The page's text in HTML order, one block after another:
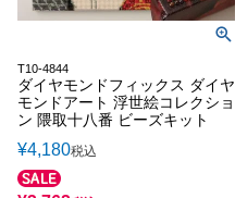
T10-4844
ダイヤモンドフィックス ダイヤ
モンドアート 浮世絵コレクショ
ン 隈取十八番 ビーズキット
¥4,180税込